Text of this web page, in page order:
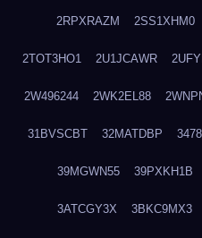
2RPXRAZM 2SS1XHM0
2TOT3HO1 2U1JCAWR
2W496244 2WK2EL88
31BVSCBT 32MATDBP
39MGWN55 39PXKH1B
3ATCGY3X 3BKC9MX3